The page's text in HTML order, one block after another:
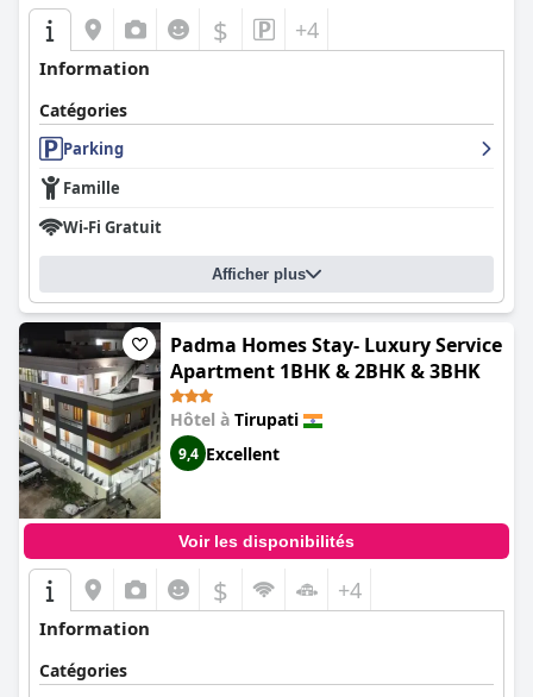
$ +4
Information
Catégories
Parking
Famille
Wi-Fi Gratuit
Afficher plus
Padma Homes Stay- Luxury Service
Apartment 1BHK & 2BHK & 3BHK
Hôtel à Tirupati
9,4 Excellent
Voir les disponibilités
$ +4
Information
Catégories